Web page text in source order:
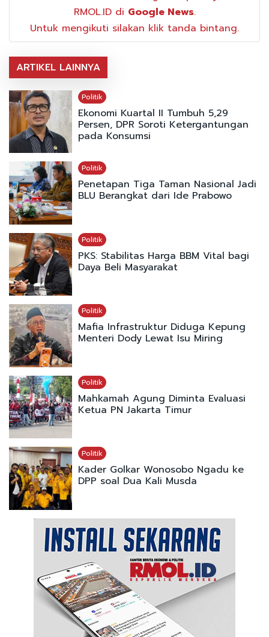
RMOL.ID di Google News.
Untuk mengikuti silakan klik tanda bintang.
ARTIKEL LAINNYA
Politik
Ekonomi Kuartal II Tumbuh 5,29
Persen, DPR Soroti Ketergantungan
pada Konsumsi
Politik
Penetapan Tiga Taman Nasional Jadi
BLU Berangkat dari Ide Prabowo
Politik
PKS: Stabilitas Harga BBM Vital bagi
Daya Beli Masyarakat
Politik
Mafia Infrastruktur Diduga Kepung
Menteri Dody Lewat Isu Miring
Politik
Mahkamah Agung Diminta Evaluasi
Ketua PN Jakarta Timur
Politik
Kader Golkar Wonosobo Ngadu ke
DPP soal Dua Kali Musda